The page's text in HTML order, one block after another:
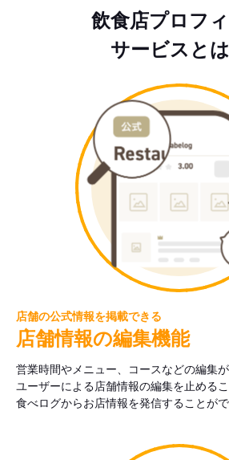
飲食店プロフ
サービスと
店舗の公式情報を掲載できる
店舗情報の編集機能
営業時間やメニュー、コースなどの編集が
ユーザーによる店舗情報の編集を止める
食べログからお店情報を発信することがで